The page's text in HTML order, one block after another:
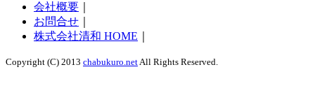
会社概要
お問合せ
株式会社清和 HOME
Copyright (C) 2013 chabukuro.netAll Rights Reserved.